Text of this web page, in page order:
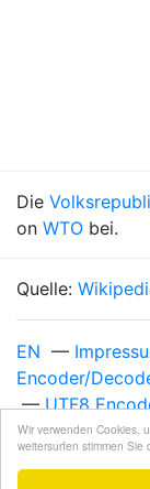
Wir verwenden Cookies,
weitersurfen stimmen Sie
Die
on WTO bei.
Quelle:
EN —
Encoder/
—UTF8
Unixzeit
um 00:00:00